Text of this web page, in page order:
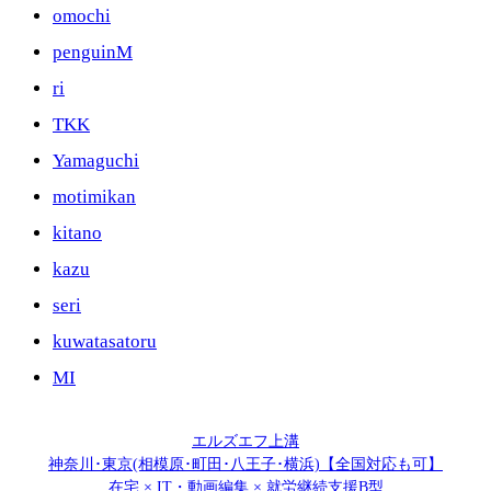
omochi
penguinM
ri
TKK
Yamaguchi
motimikan
kitano
kazu
seri
kuwatasatoru
MI
エルズエフ上溝
神奈川･東京(相模原･町田･八王子･横浜)【全国対応も可】
在宅 × IT・動画編集 × 就労継続支援B型